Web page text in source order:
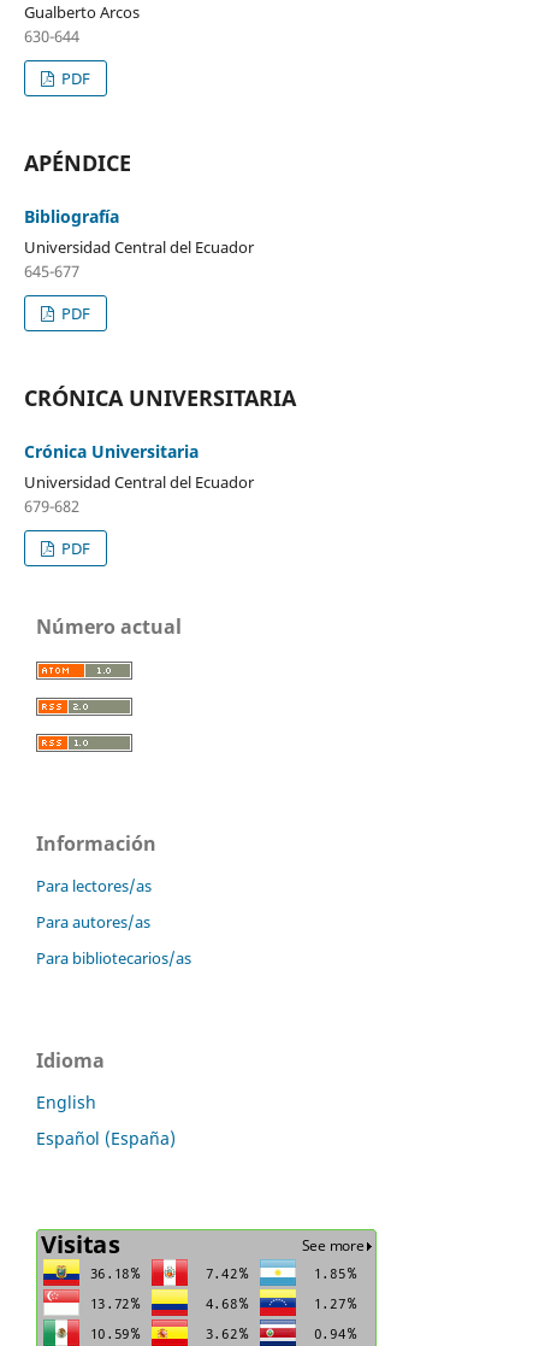
Gualberto Arcos
630-644
PDF
APÉNDICE
Bibliografía
Universidad Central del Ecuador
645-677
PDF
CRÓNICA UNIVERSITARIA
Crónica Universitaria
Universidad Central del Ecuador
679-682
PDF
Número actual
Información
Para lectores/as
Para autores/as
Para bibliotecarios/as
Idioma
English
Español (España)